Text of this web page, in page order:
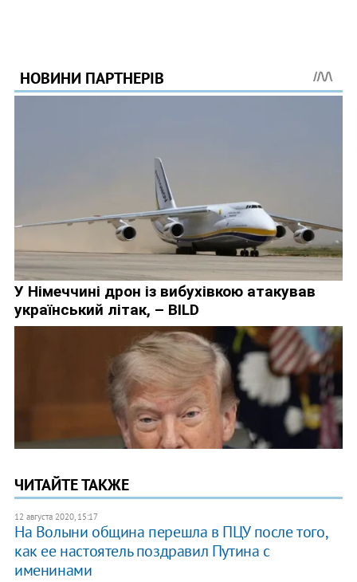
ЧИТАЙТЕ ТАКЖЕ
12 августа 2020, 15:17
На Волыни община перешла в ПЦУ после того,
как ее настоятель поздравил Путина с
именинами